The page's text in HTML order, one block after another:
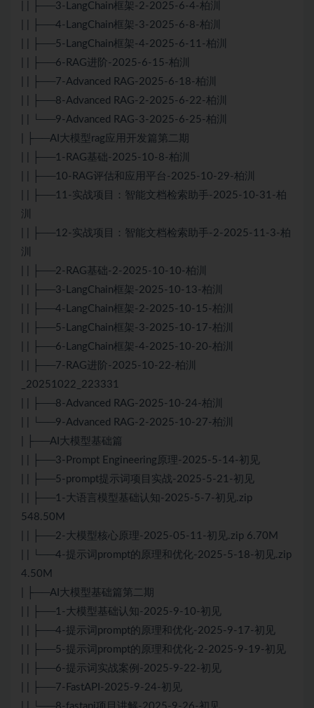
| | ├──3-LangChain框架-2-2025-6-4-柏汌
| | ├──4-LangChain框架-3-2025-6-8-柏汌
| | ├──5-LangChain框架-4-2025-6-11-柏汌
| | ├──6-RAG进阶-2025-6-15-柏汌
| | ├──7-Advanced RAG-2025-6-18-柏汌
| | ├──8-Advanced RAG-2-2025-6-22-柏汌
| | └──9-Advanced RAG-3-2025-6-25-柏汌
| ├──AI大模型rag应用开发篇第二期
| | ├──1-RAG基础-2025-10-8-柏汌
| | ├──10-RAG评估和应用平台-2025-10-29-柏汌
| | ├──11-实战项目：智能文档检索助手-2025-10-31-柏
汌
| | ├──12-实战项目：智能文档检索助手-2-2025-11-3-柏
汌
| | ├──2-RAG基础-2-2025-10-10-柏汌
| | ├──3-LangChain框架-2025-10-13-柏汌
| | ├──4-LangChain框架-2-2025-10-15-柏汌
| | ├──5-LangChain框架-3-2025-10-17-柏汌
| | ├──6-LangChain框架-4-2025-10-20-柏汌
| | ├──7-RAG进阶-2025-10-22-柏汌
_20251022_223331
| | ├──8-Advanced RAG-2025-10-24-柏汌
| | └──9-Advanced RAG-2-2025-10-27-柏汌
| ├──AI大模型基础篇
| | ├──3-Prompt Engineering原理-2025-5-14-初见
| | ├──5-prompt提示词项目实战-2025-5-21-初见
| | ├──1-大语言模型基础认知-2025-5-7-初见.zip
548.50M
| | ├──2-大模型核心原理-2025-05-11-初见.zip 6.70M
| | └──4-提示词prompt的原理和优化-2025-5-18-初见.zip
4.50M
| ├──AI大模型基础篇第二期
| | ├──1-大模型基础认知-2025-9-10-初见
| | ├──4-提示词prompt的原理和优化-2025-9-17-初见
| | ├──5-提示词prompt的原理和优化-2-2025-9-19-初见
| | ├──6-提示词实战案例-2025-9-22-初见
| | ├──7-FastAPI-2025-9-24-初见